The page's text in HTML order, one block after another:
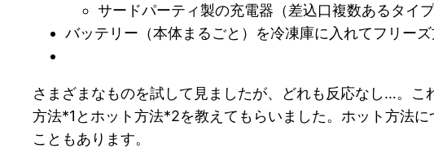
サードパーティ製の充電器（差込口複数あるタイプ
バッテリー（本体まるごと）を冷凍庫に入れてフリーズ
さまざまなものを試して見ましたが、どれも反応なし…。
方法*1とホット方法*2を教えてもらいました。ホット方法
こともあります。